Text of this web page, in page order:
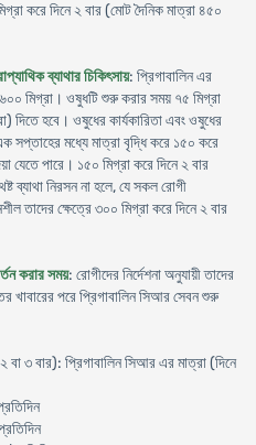
করে দিনে ২ বার (মোট দৈনিক মাত্রা ৪৫০
ব্যাথার চিকিৎসায়: প্রিগাবালিন এর
৬০০ মিগ্রা। ওষুধটি শুরু করার সময় ৭৫ মিগ্রা
দিতে হবে। ওষুধের কার্যকারিতা এবং ওষুধের
সপ্তাহের মধ্যে মাত্রা বৃদ্ধি করে ১৫০ করে
যেতে পারে। ১৫০ মিগ্রা করে দিনে ২ বার
ব্যাথা নিরসন না হলে, যে সকল রোগী
তাদের ক্ষেত্রে ৩০০ মিগ্রা করে দিনে ২ বার
করার সময়: রোগীদের নির্দেশনা অনুযায়ী তাদের
খাবারের পরে প্রিগাবালিন সিআর সেবন শুরু
বা ৩ বার): প্রিগাবালিন সিআর এর মাত্রা (দিনে